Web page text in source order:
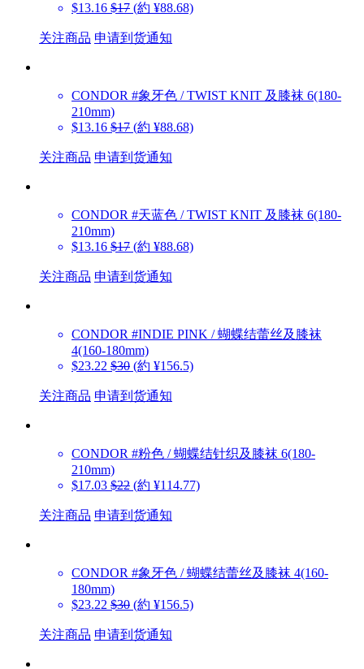
$13.16 $17 (約 ¥88.68)
关注商品 申请到货通知
CONDOR #象牙色 / TWIST KNIT 及膝袜 6(180-
210mm)
$13.16 $17 (約 ¥88.68)
关注商品 申请到货通知
CONDOR #天蓝色 / TWIST KNIT 及膝袜 6(180-
210mm)
$13.16 $17 (約 ¥88.68)
关注商品 申请到货通知
CONDOR #INDIE PINK / 蝴蝶结蕾丝及膝袜
4(160-180mm)
$23.22 $30 (約 ¥156.5)
关注商品 申请到货通知
CONDOR #粉色 / 蝴蝶结针织及膝袜 6(180-
210mm)
$17.03 $22 (約 ¥114.77)
关注商品 申请到货通知
CONDOR #象牙色 / 蝴蝶结蕾丝及膝袜 4(160-
180mm)
$23.22 $30 (約 ¥156.5)
关注商品 申请到货通知